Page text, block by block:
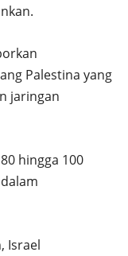
Palestina yang
jaringan
hingga 100
Israel